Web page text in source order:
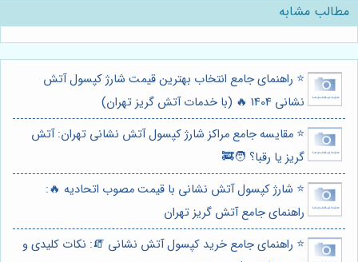
مطالب مشابه
⭐️ راهنمای جامع انتخاب بهترین قیمت شارژ کپسول آتش
نشانی 1404 🔥 (با خدمات آتش گریز تهران)
⭐️ مقایسه جامع مراکز شارژ کپسول آتش نشانی تهران: آتش
گریز یا رقبا؟ 🧑‍🚒
⭐️ شارژ کپسول آتش نشانی با قیمت مصوب اتحادیه 🔥:
راهنمای جامع آتش گریز تهران
⭐️ راهنمای جامع خرید کپسول آتش نشانی 🧯: نکات کلیدی و